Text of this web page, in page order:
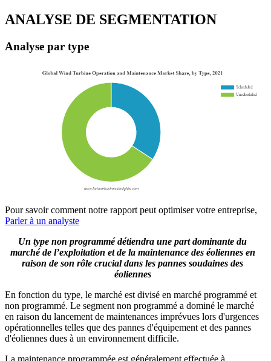
ANALYSE DE SEGMENTATION
Analyse par type
Pour savoir comment notre rapport peut optimiser votre entreprise,
Parler à un analyste
Un type non programmé détiendra une part dominante du
marché de l’exploitation et de la maintenance des éoliennes en
raison de son rôle crucial dans les pannes soudaines des
éoliennes
En fonction du type, le marché est divisé en marché programmé et
non programmé. Le segment non programmé a dominé le marché
en raison du lancement de maintenances imprévues lors d'urgences
opérationnelles telles que des pannes d'équipement et des pannes
d'éoliennes dues à un environnement difficile.
La maintenance programmée est généralement effectuée à